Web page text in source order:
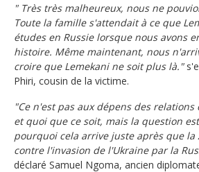
" Très très malheureux, nous ne
Toute la famille s'attendait à ce que
études en Russie lorsque nous avons
histoire. Même maintenant, nous
croire que Lemekani ne soit plus là."
Phiri, cousin de la victime.
"Ce n'est pas aux dépens des
et quoi que ce soit, mais la question
pourquoi cela arrive juste après que la
contre l'invasion de l'Ukraine par la
déclaré Samuel Ngoma, ancien